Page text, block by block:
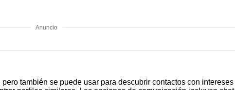
Anuncio
también se puede usar para descubrir contactos con